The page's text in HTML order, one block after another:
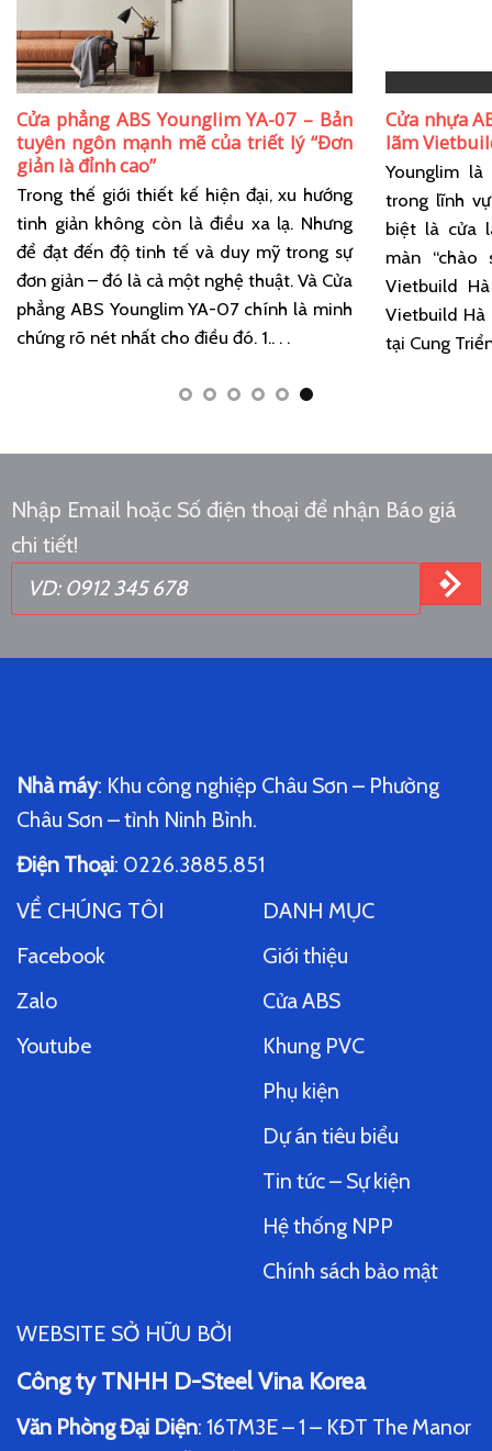
Cửa phẳng ABS Younglim YA-07 – Bản
tuyên ngôn mạnh mẽ của triết lý “Đơn
giản là đỉnh cao”
Trong thế giới thiết kế hiện đại, xu hướng
tinh giản không còn là điều xa lạ. Nhưng
để đạt đến độ tinh tế và duy mỹ trong sự
đơn giản – đó là cả một nghệ thuật. Và Cửa
phẳng ABS Younglim YA-07 chính là minh
chứng rõ nét nhất cho điều đó. 1.. . .
Cửa nhựa
lãm
Younglim
trong lĩnh
biệt là cửa
màn
Vietbuild
Vietbuild Hà
tại Cung
Nhập Email hoặc Số điện thoại để nhận Báo giá
chi tiết!
Nhà máy: Khu công nghiệp Châu Sơn – Phường
Châu Sơn – tỉnh Ninh Bình.
Điện Thoại: 0226.3885.851
VỀ CHÚNG TÔI
Facebook
Zalo
Youtube
DANH MỤC
Giới thiệu
Cửa ABS
Khung PVC
Phụ kiện
Dự án tiêu biểu
Tin tức – Sự kiện
Hệ thống NPP
Chính sách bảo mật
WEBSITE SỞ HỮU BỞI
Công ty TNHH D-Steel Vina Korea
Văn Phòng Đại Diện: 16TM3E – 1 – KĐT The Manor